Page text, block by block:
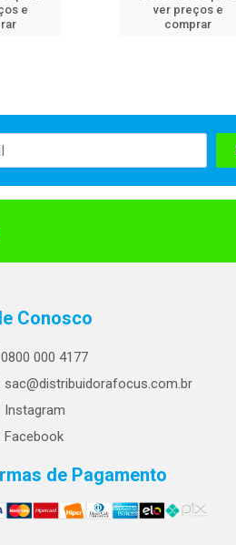
e
ver preços e
comprar
Conosco
0800 000 4177
sac@distribuidorafocus.com.br
Instagram
Facebook
de Pagamento